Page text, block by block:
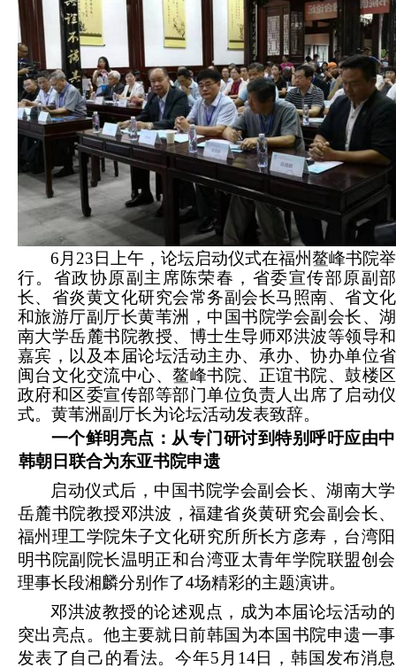
6月23日上午，论坛启动仪式在福州鳌峰书院举
行。省政协原副主席陈荣春，省委宣传部原副部
长、省炎黄文化研究会常务副会长马照南、省文化
和旅游厅副厅长黄苇洲，中国书院学会副会长、湖
南大学岳麓书院教授、博士生导师邓洪波等领导和
嘉宾，以及本届论坛活动主办、承办、协办单位省
闽台文化交流中心、鳌峰书院、正谊书院、鼓楼区
政府和区委宣传部等部门单位负责人出席了启动仪
式。黄苇洲副厅长为论坛活动发表致辞。
一个鲜明亮点：从专门研讨到特别呼吁应由中
韩朝日联合为东亚书院申遗
启动仪式后，中国书院学会副会长、湖南大学
岳麓书院教授邓洪波，福建省炎黄研究会副会长、
福州理工学院朱子文化研究所所长方彦寿，台湾阳
明书院副院长温明正和台湾亚太青年学院联盟创会
理事长段湘麟分别作了4场精彩的主题演讲。
邓洪波教授的论述观点，成为本届论坛活动的
突出亮点。他主要就日前韩国为本国书院申遗一事
发表了自己的看法。今年5月14日，韩国发布消息